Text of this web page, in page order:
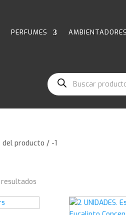
PERFUMES AMBIENTADORES
Búsqueda
de
productos
del producto / -1
resultados